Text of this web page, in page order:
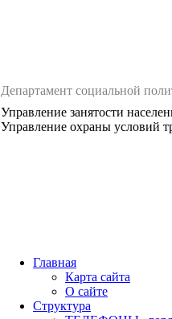
Департамент социальной
Управление занятости
Управление охраны условий
Главная
Карта сайта
О сайте
Структура